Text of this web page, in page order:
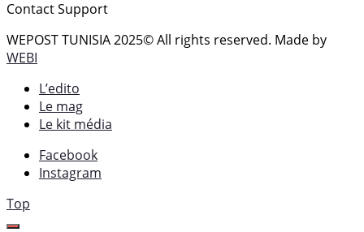
Contact Support
WEPOST TUNISIA 2025© All rights reserved. Made by
WEBI
L’edito
Le mag
Le kit média
Facebook
Instagram
Top